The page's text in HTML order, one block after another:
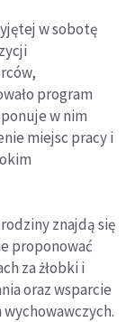
w sobotę
program
w nim
miejsc pracy i
znajdą się
proponować
za żłobki i
oraz wsparcie